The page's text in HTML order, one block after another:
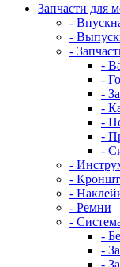
Запчасти для
-
-
-
-
-
-
-
-
-
-
-
-
-
- Ремни
-
-
-
-